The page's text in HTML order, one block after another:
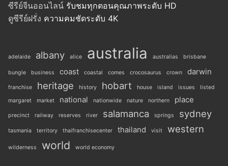
ซีรีย์จีนออนไลน์ รับชมทุกตอนคุณภาพระดับ HD
ดูซีรีย์ฝรั่ง ความคมชัดระดับ 4K
adelaide albany alice australia australias brisbane
bungle business coast coastal comes crocosaurus crown darwin
franchise heritage history hobart house island issues
listed
margaret
market national nationwide nature northern place
precinct railway reserves river salamanca springs sydney
tasmania territory thaifranchisecenter thailand visit western
wilderness world world economy